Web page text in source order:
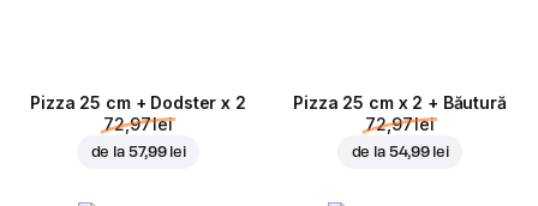
Pizza 25 cm + Dodster x 2
72,97 lei
de la 57,99 lei
Pizza 25 cm x 2 + Băutură
72,97 lei
de la 54,99 lei